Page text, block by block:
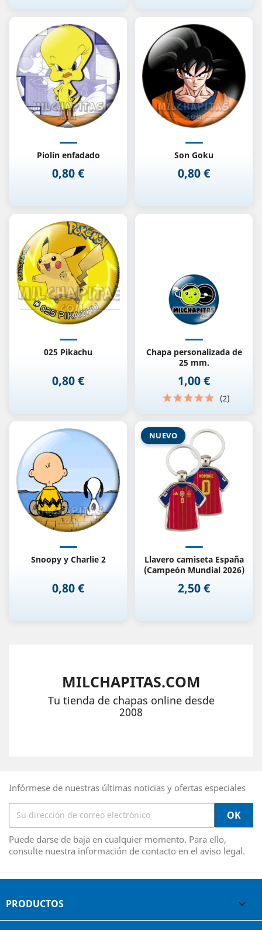
Piolín enfadado
Precio
0,80 €
Son Goku
Precio
0,80 €
025 Pikachu
Precio
0,80 €
Chapa personalizada de
25 mm.
Precio
1,00 €
(2)
Snoopy y Charlie 2
Precio
0,80 €
Llavero camiseta España
(Campeón Mundial 2026)
Precio
2,50 €
NUEVO
MILCHAPITAS.COM
Tu tienda de chapas online desde
2008
Infórmese de nuestras últimas noticias y ofertas especiales
Puede darse de baja en cualquier momento. Para ello,
consulte nuestra información de contacto en el aviso legal.
PRODUCTOS 